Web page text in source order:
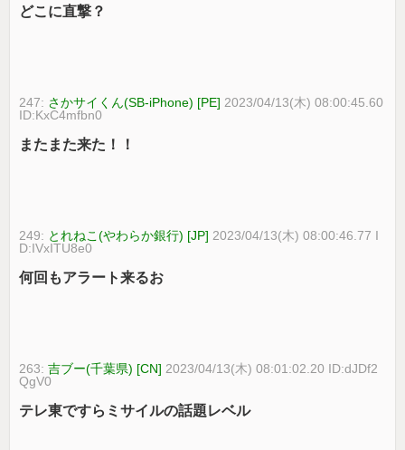
どこに直撃？
247: さかサイくん(SB-iPhone) [PE] 2023/04/13(木) 08:00:45.60
ID:KxC4mfbn0
またまた来た！！
249: とれねこ(やわらか銀行) [JP] 2023/04/13(木) 08:00:46.77 I
D:IVxITU8e0
何回もアラート来るお
263:吉ブー(千葉県) [CN] 2023/04/13(木) 08:01:02.20 ID:dJDf2
QgV0
テレ東ですらミサイルの話題レベル